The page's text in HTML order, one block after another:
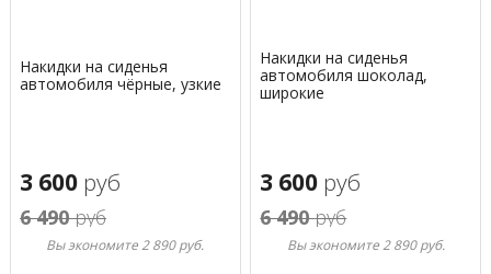
Накидки на сиденья
автомобиля чёрные, узкие
3 600 руб
6 490руб
Вы экономите 2 890 руб.
Накидки на сиденья
автомобиля шоколад,
широкие
3 600 руб
6 490руб
Вы экономите 2 890 руб.